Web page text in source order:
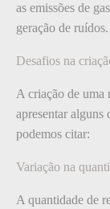
as emissões de
geração de ruídos.
Desafios na
A criação de uma
apresentar alguns
podemos citar:
Variação na
A quantidade de